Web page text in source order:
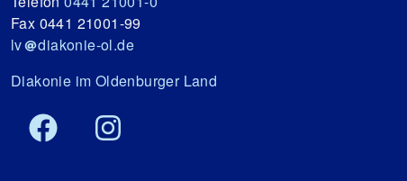
Fax 0441 21001-99
lv
diakonie-ol.de
Diakonie im Oldenburger Land